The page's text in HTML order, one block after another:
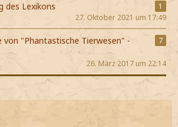
des Lexikons
1
27. Oktober 2021 um 17:49
von "Phantastische Tierwesen" -
7
26. März 2017 um 22:14